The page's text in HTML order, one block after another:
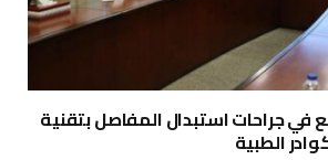
في جراحات استبدال المفاصل بتقنية
الطبية